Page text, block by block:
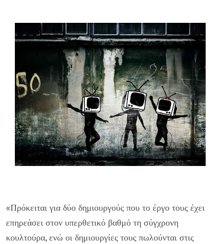
«Πρόκειται για δύο δημιουργούς που το έργο τους έχει
επηρεάσει στον υπερθετικό βαθμό τη σύγχρονη
κουλτούρα, ενώ οι δημιουργίες τους πωλούνται στις